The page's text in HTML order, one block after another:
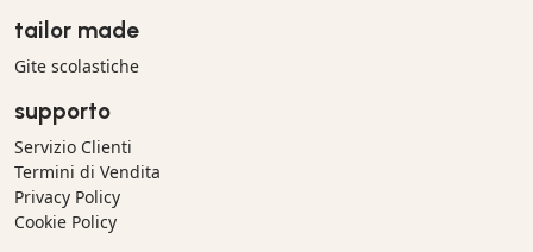
tailor made
Gite scolastiche
supporto
Servizio Clienti
Termini di Vendita
Privacy Policy
Cookie Policy